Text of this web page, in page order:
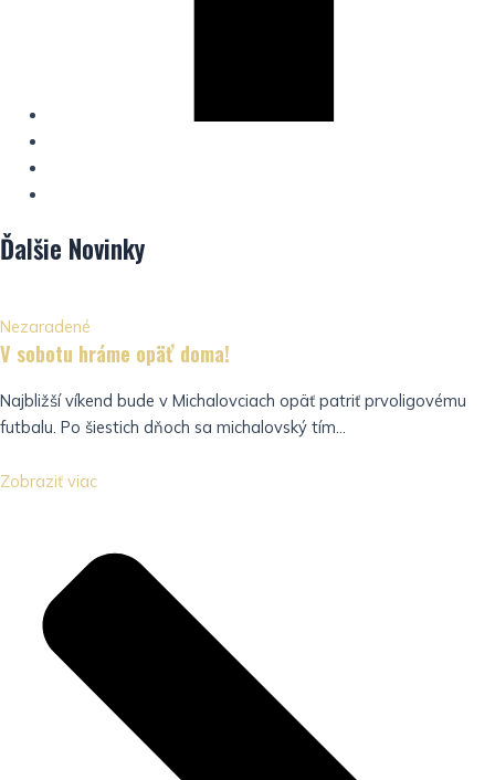
Ďalšie Novinky
Nezaradené
V sobotu hráme opäť doma!
Najbližší víkend bude v Michalovciach opäť patriť prvoligovému
futbalu. Po šiestich dňoch sa michalovský tím...
Zobraziť viac